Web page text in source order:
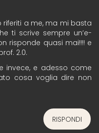
riferiti a me, ma mi basta
ti scrive sempre un’e-
risponde quasi mai!!!! e
2.0.
invece, e adesso come
cosa voglia dire non
RISPONDI